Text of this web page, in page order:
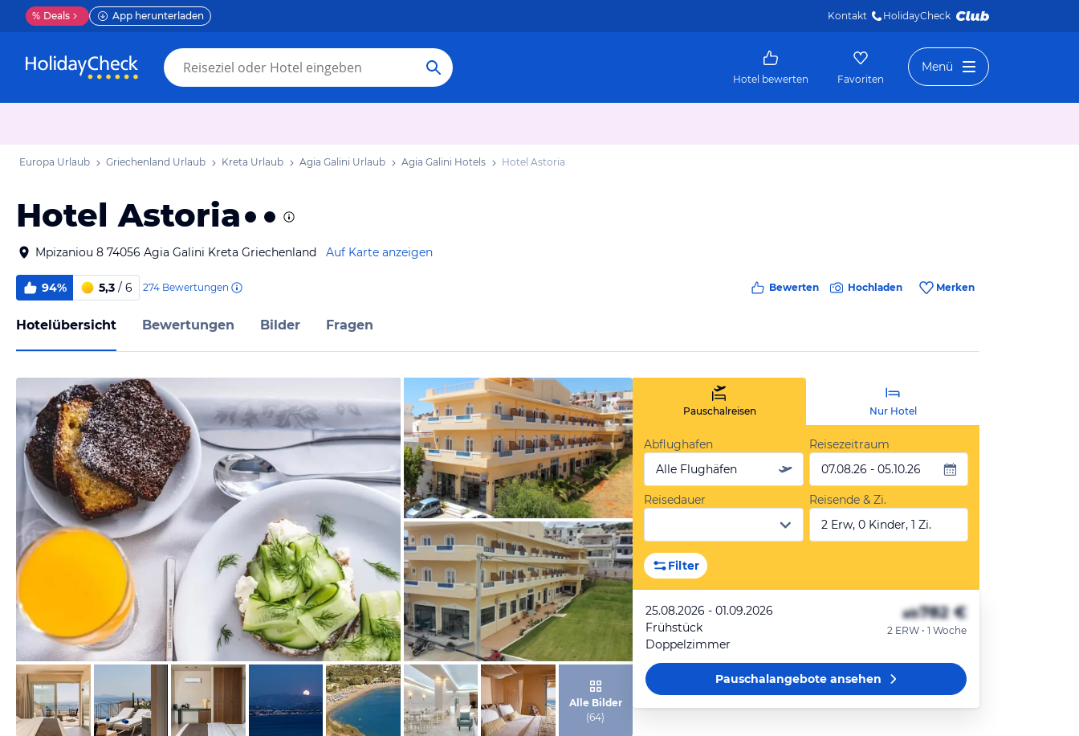
% Deals App herunterladen Kontakt HolidayCheck
Hotel bewerten Favoriten
Menü
Europa Urlaub Griechenland Urlaub Kreta Urlaub Agia Galini Urlaub Agia Galini Hotels Hotel Astoria
Hotel Astoria
Mpizaniou 8 74056 Agia Galini Kreta Griechenland Auf Karte anzeigen
94% 5,3 / 6 274 Bewertungen Bewerten Hochladen Merken
Hotelübersicht Bewertungen Bilder Fragen
von Expedia
von Expedia
von Expedia
Alle Bilder
(64)
Pauschalreisen Nur Hotel
Abflughafen
Alle Flughäfen
Reisezeitraum
07.08.26 - 05.10.26
Reisedauer
Reisende & Zi.
2 Erw, 0 Kinder, 1 Zi.
Filter
25.08.2026 - 01.09.2026
Frühstück
Doppelzimmer
ab782 €
2 ERW • 1 Woche
Pauschalangeboteansehen